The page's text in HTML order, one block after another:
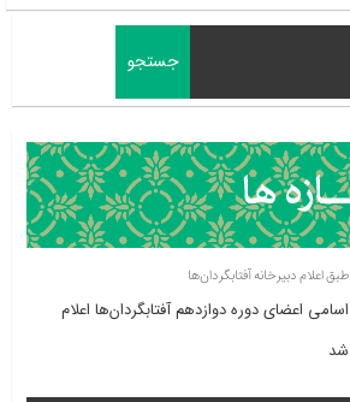
طبق اعلام دبیرخانه آفتابگردان‌ها
اسامی اعضای دوره دوازدهم آفتابگردان‌ها اعلام
شد